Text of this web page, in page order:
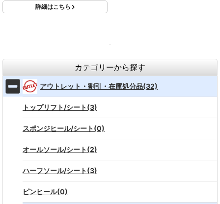
詳細はこちら
カテゴリーから探す
アウトレット・割引・在庫処分品(32)
トップリフト/シート(3)
スポンジヒール/シート(0)
オールソール/シート(2)
ハーフソール/シート(3)
ピンヒール(0)